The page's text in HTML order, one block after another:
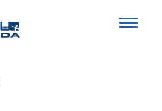
Toggle